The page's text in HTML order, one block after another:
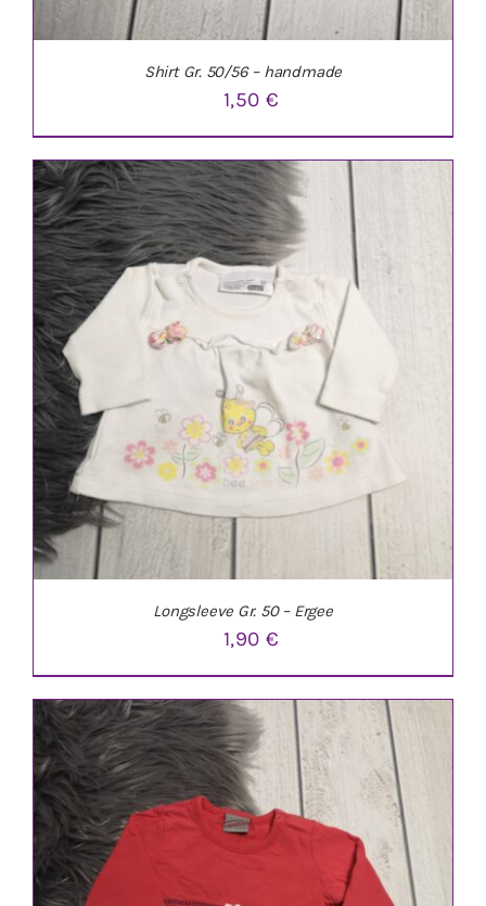
IN DEN WARENKORB DETAILS
Shirt Gr. 50/56 – handmade
1,50 €
IN DEN WARENKORB DETAILS
Longsleeve Gr. 50 – Ergee
1,90 €